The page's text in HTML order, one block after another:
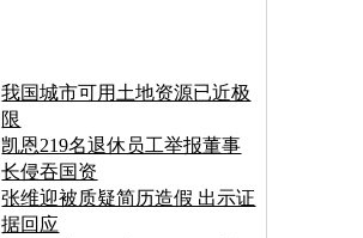
我国城市可用土地资源已近极
限
凯恩219名退休员工举报董事
长侵吞国资
张维迎被质疑简历造假 出示证
据回应